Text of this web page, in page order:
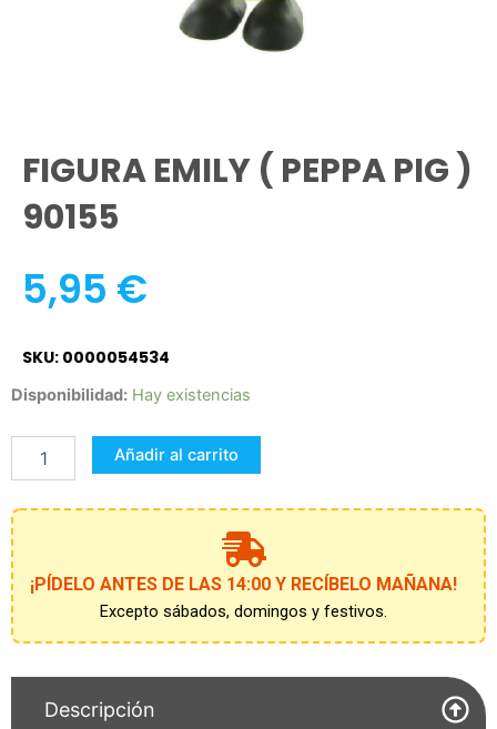
FIGURA EMILY ( PEPPA PIG )
90155
5,95 €
SKU: 0000054534
Disponibilidad: Hay existencias
FIGURA
(
PEPPA
PIG
90155
cantidad
Añadir al carrito
¡PÍDELO ANTES DE LAS 14:00 Y RECÍBELO MAÑANA!
Excepto sábados, domingos y festivos.
Descripción